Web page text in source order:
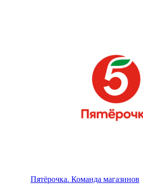
Пятёрочка. Команда магазинов